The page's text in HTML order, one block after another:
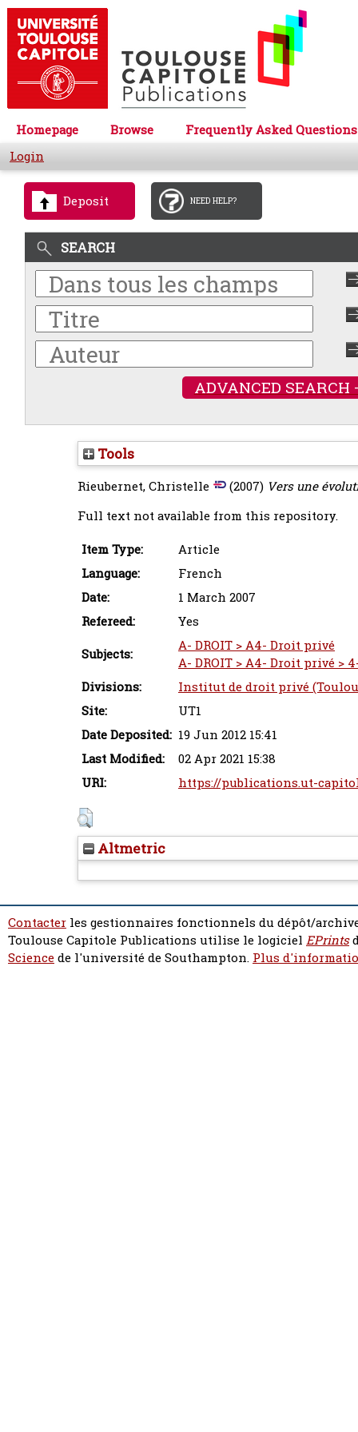
Homepage Browse
Frequently Asked Questions
Login
Deposit NEED HELP?
SEARCH
ADVANCED SEARCH
Tools
Rieubernet, Christelle (2007) Vers une
Full text not available from this repository.
Item Type:
Article
Language:
French
Date:
1 March 2007
Refereed:
Yes
Subjects:
A- DROIT > A4- Droit privé
A- DROIT > A4- Droit privé >
Divisions:
Institut de droit privé
Site:
UT1
Date Deposited: 19 Jun 2012 15:41
Last Modified:
02 Apr 2021 15:38
URI:
https://publications.ut-
Altmetric
Contacter les gestionnaires fonctionnels du dépôt/
Toulouse Capitole Publications utilise le logiciel EPrints
Sciencede l'université de Southampton. Plus